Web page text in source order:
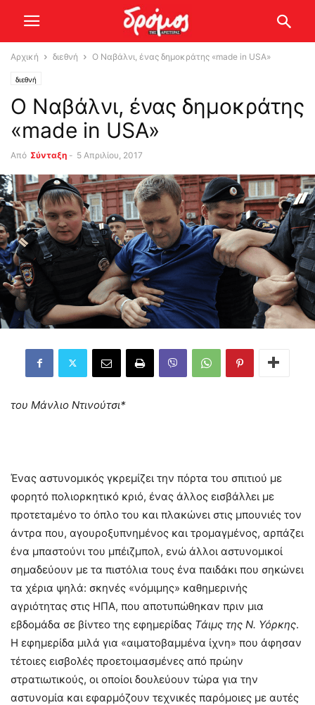
Αρχική διεθνή Ο Ναβάλνι, ένας δημοκράτης «made in USA»
διεθνή
Ο Ναβάλνι, ένας δημοκράτης
«made in USA»
Από Σύνταξη - 5 Απριλίου, 2017
του Μάνλιο Ντινούτσι*
Ένας αστυνομικός γκρεμίζει την πόρτα του σπιτιού με
φορητό πολιορκητικό κριό, ένας άλλος εισβάλλει με
προτεταμένο το όπλο του και πλακώνει στις μπουνιές τον
άντρα που, αγουροξυπνημένος και τρομαγμένος, αρπάζει
ένα μπαστούνι του μπέιζμπολ, ενώ άλλοι αστυνομικοί
σημαδεύουν με τα πιστόλια τους ένα παιδάκι που σηκώνει
τα χέρια ψηλά: σκηνές «νόμιμης» καθημερινής
αγριότητας στις ΗΠΑ, που αποτυπώθηκαν πριν μια
εβδομάδα σε βίντεο της εφημερίδας Τάιμς της Ν. Υόρκης.
Η εφημερίδα μιλά για «αιματοβαμμένα ίχνη» που άφησαν
τέτοιες εισβολές προετοιμασμένες από πρώην
στρατιωτικούς, οι οποίοι δουλεύουν τώρα για την
αστυνομία και εφαρμόζουν τεχνικές παρόμοιες με αυτές